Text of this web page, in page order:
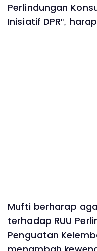
Perlindungan
Inisiatif DPR",
Mufti berharap
terhadap RUU
Penguatan